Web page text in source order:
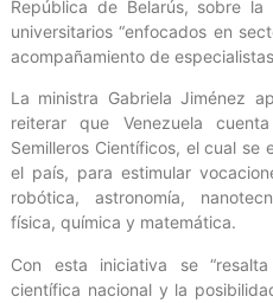
República de Belarús, sobre
universitarios “enfocados en
acompañamiento de
La ministra Gabriela Jiménez
reiterar que Venezuela
Semilleros Científicos, el cual
el país, para estimular
robótica, astronomía,
física, química y matemática.
Con esta iniciativa se
científica nacional y la